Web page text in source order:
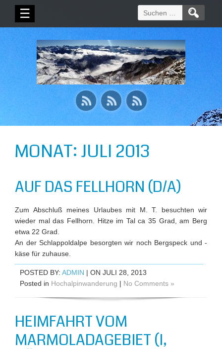
☰
Suchen
nach:
MONAT: JULI 2013
AUF DAS FELLHORN (D/A)
Zum Abschluß meines Urlaubes mit M. T. besuchten wir
wieder mal das Fellhorn. Hitze im Tal ca 35 Grad, am Berg
etwa 22 Grad.
An der Schlappoldalpe besorgten wir noch Bergspeck und -
käse für zuhause.
POSTED BY: ADMIN | ON JULI 28, 2013
Posted in Hochalpinwanderung | No Comments »
HEIMFAHRT VOM
MARMOLADAGEBIET (I,